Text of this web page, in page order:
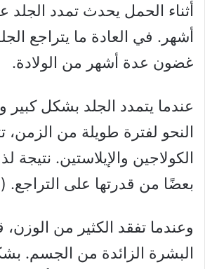
أثناء الحمل يحدث تمدد
أشهر. في العادة ما يتراجع
غضون عدة أشهر من الولادة.
عندما يتمدد الجلد بشكل كبير
النحو لفترة طويلة من الزمن،
الكولاجين والإيلاستين. نتيجة
بعضًا من قدرتها على التراجع. (
وعندما تفقد الكثير من الوزن،
البشرة الزائدة من الجسم.